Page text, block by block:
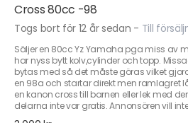
Cross 80cc -98
Togs bort för 12 år sedan - Till
Säljer en 80cc Yz Yamaha pga miss av
har nyss bytt kolv,cylinder och topp.
bytas med så det måste göras vilket
en 98a och startar direkt men ramlagret
en kanon cross till barnen eller lek med
delarna inte var gratis. Annonsören vill